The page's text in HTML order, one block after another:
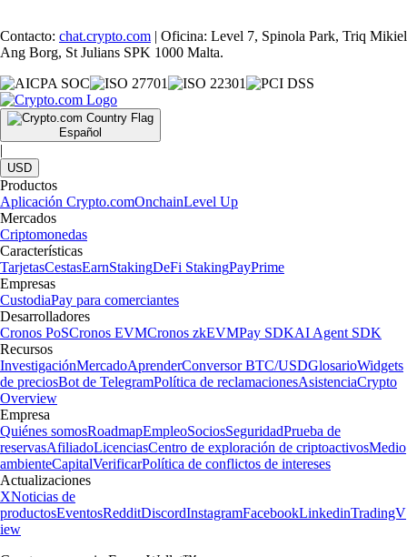
Contacto: chat.crypto.com | Oficina: Level 7, Spinola Park, Triq Mikiel
Ang Borg, St Julians SPK 1000 Malta.
Español
|
USD
Productos
Aplicación Crypto.comOnchainLevel Up
Mercados
Criptomonedas
Características
TarjetasCestasEarnStakingDeFi StakingPayPrime
Empresas
CustodiaPay para comerciantes
Desarrolladores
Cronos PoSCronos EVMCronos zkEVMPay SDKAI Agent SDK
Recursos
InvestigaciónMercadoAprenderConversor BTC/USDGlosarioWidgets
de preciosBot de TelegramPolítica de reclamacionesAsistenciaCrypto
Overview
Empresa
Quiénes somosRoadmapEmpleoSociosSeguridadPrueba de
reservasAfiliadoLicenciasCentro de exploración de criptoactivosMedio
ambienteCapitalVerificarPolítica de conflictos de intereses
Actualizaciones
XNoticias de
productosEventosRedditDiscordInstagramFacebookLinkedinTradingV
iew